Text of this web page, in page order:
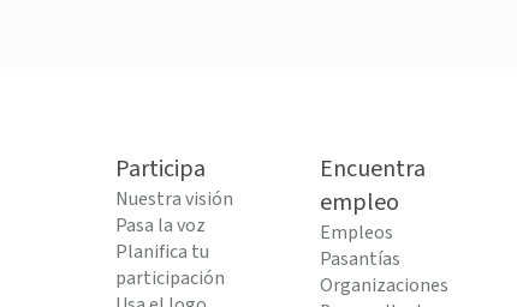
Participa
Nuestra visión
Pasa la voz
Planifica tu
participación
Encuentra
empleo
Empleos
Pasantías
Organizaciones